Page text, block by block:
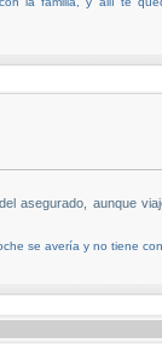
asegurado, aunque
se avería y no tiene